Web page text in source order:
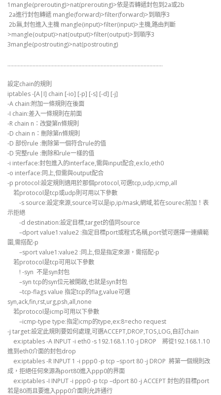
1mangle(prerouting)>nat(prerouting)>依是否轉遞封包到2a或2b
2a進行封包轉遞 mangle(forward)>filter(forward)>到順序3
2b無,封包進入主機 mangle(input)>filter(input)>主機,路由判斷
>mangle(output)>nat(output)>filter(output)>到順序3
3mangle(postrouting)>nat(postrouting)
……………………………………………………………………………………………
設定chain的規則
iptables -[A|I] chain [-io] [-p] [-s] [-d] [-j]
-A chain:附加一條規則在後面
-I chain:差入一條規則在前面
-R chain n：改變第n條規則
-D chain n：刪除第n條規則
-D 部份rule :刪除第一個符合rule的值
-D 完整rule :刪除和rule一樣的值
-i interface:封包進入的interface,需與input配合,ex:lo,eth0
-o interface:同上,但需與output配合
-p protocol:設定規則適用於那個protocol,可選tcp,udp,icmp,all
若protocol是tcp或udp則可用以下參數
-s source:設定來源,source可以是ip,ip/mask,網域,若在sourec前加！表
示拒絕
-d destination:設定目標,target的值同source
–dport value1:value2 :指定目標port或程式名稱,port號可選擇一連續範
圍,需搭配-p
–sport value1:value2 :同上,但是指定來源，需搭配-p
若protocol是tcp可用以下參數
! -syn 不是syn封包
–syn tcp的syn位元被開啟,也就是syn封包
–tcp-flags value 指定tcp的flag,value可選
syn,ack,fin,rst,urg,psh,all,none
若protocol是icmp可用以下參數
–icmp-type type:指定icmp的type,ex:8=echo request
-j target:設定此規則要如何處理,可選ACCEPT,DROP,TOS,LOG,自訂chain
ex:iptables -A INPUT -i eth0 -s 192.168.1.10 -j DROP 將從192.168.1.10
進到eth0介面的封包drop
ex:iptables -R INPUT 1 -i ppp0 -p tcp –sport 80 -j DROP 將第一個規則改
成，拒絕任何來源為port80進入ppp0的界面
ex:iptables -I INPUT -i ppp0 -p tcp –dport 80 -j ACCEPT 封包的目標port
若是80而且要進入ppp0介面則允許通行